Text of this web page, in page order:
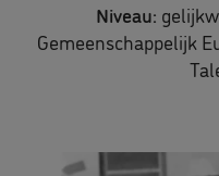
Niveau:
Gemeenschappelijk